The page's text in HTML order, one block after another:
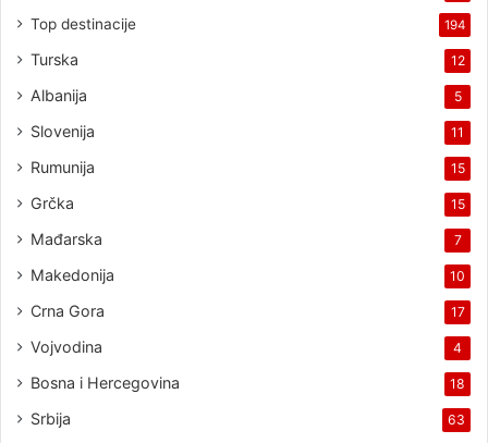
Top destinacije 194
Turska 12
Albanija 5
Slovenija 11
Rumunija 15
Grčka 15
Mađarska 7
Makedonija 10
Crna Gora 17
Vojvodina 4
Bosna i Hercegovina 18
Srbija 63